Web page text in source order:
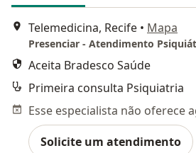
Telemedicina, Recife • Mapa
Presenciar - Atendimento
Aceita Bradesco Saúde
Primeira consulta Psiquiatria
Solicite um atendimento